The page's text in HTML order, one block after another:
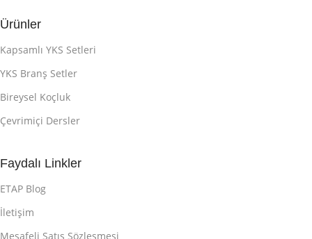
Ürünler
Kapsamlı YKS Setleri
YKS Branş Setler
Bireysel Koçluk
Çevrimiçi Dersler
Faydalı Linkler
ETAP Blog
İletişim
Mesafeli Satış Sözleşmesi